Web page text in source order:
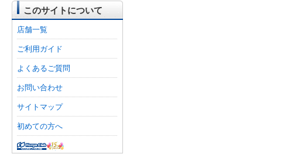
このサイトについて
店舗一覧
ご利用ガイド
よくあるご質問
お問い合わせ
サイトマップ
初めての方へ